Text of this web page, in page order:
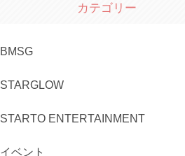
カテゴリー
BMSG
STARGLOW
STARTO ENTERTAINMENT
イベント